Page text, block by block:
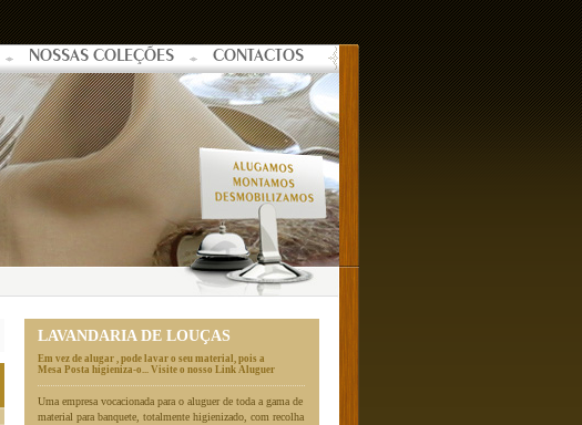
NOSSAS COLEÇÕES CONTACTOS
LAVANDARIA DE LOUÇAS
Em vez de alugar , pode lavar o seu material, pois a
Mesa Posta higieniza-o... Visite o nosso Link Aluguer
Uma empresa vocacionada para o aluguer de toda a gama de
material para banquete, totalmente higienizado, com recolha